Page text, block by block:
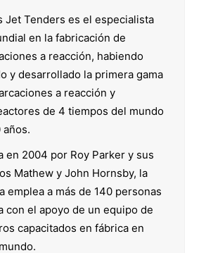
Jet Tenders es el especialista
en la fabricación de
a reacción, habiendo
y desarrollado la primera gama
a reacción y
de 4 tiempos del mundo
años.
en 2004 por Roy Parker y sus
Mathew y John Hornsby, la
emplea a más de 140 personas
con el apoyo de un equipo de
capacitados en fábrica en